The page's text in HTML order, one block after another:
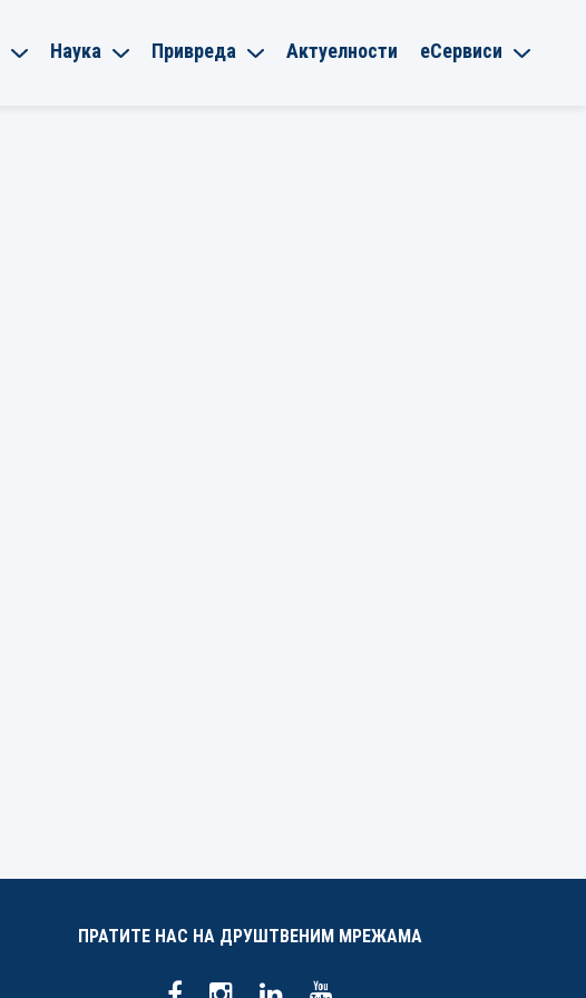
Наука Привреда Актуелности еСервиси
ПРАТИТЕ НАС НА ДРУШТВЕНИМ МРЕЖАМА